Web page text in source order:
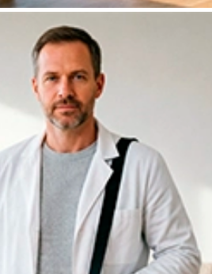
полный курс!
курса лечения (стационар +
единым платежом —
на весь чек.
заявку